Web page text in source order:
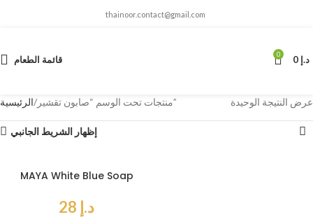
thainoor.contact@gmail.com
قائمة الطعام 0 د.إ
الرئيسية منتجات تحت الوسم “صابون تقشير” عرض النتيجة الوحيدة
إظهار الشريط الجانبي
MAYA White Blue Soap
د.إ